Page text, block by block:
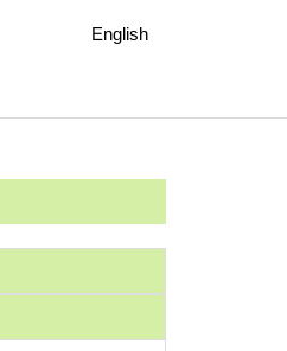
English